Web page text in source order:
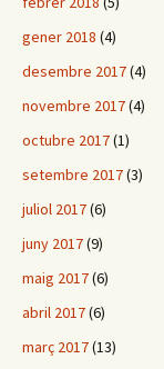
gener 2018 (4)
desembre 2017(4)
novembre 2017(4)
octubre 2017(1)
setembre 2017(3)
juliol 2017(6)
juny 2017(9)
maig 2017(6)
abril 2017(6)
març 2017(13)